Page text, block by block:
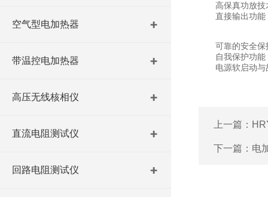
空气型电加热器
带温控电加热器
高压无线核相仪
直流电阻测试仪
回路电阻测试仪
高保真功放技术
直接输出功能：
可靠的安全保
自我保护功能：
电源软启动与故
上一篇：
下一篇： 电